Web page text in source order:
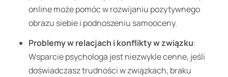
online może pomóc w rozwijaniu pozytywnego
obrazu siebie i podnoszeniu samooceny.
Problemy w relacjach i konflikty w związku:
Wsparcie psychologa jest niezwykle cenne, jeśli
doświadczasz trudności w związkach, braku